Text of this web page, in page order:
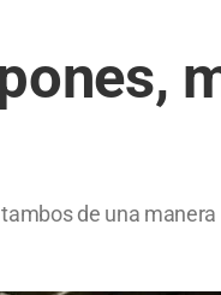
de una